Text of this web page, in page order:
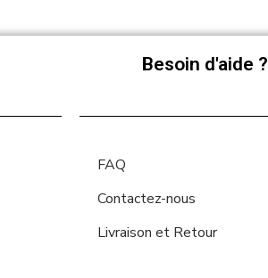
Besoin d'aide ?
FAQ
Contactez-nous
Livraison et Retour